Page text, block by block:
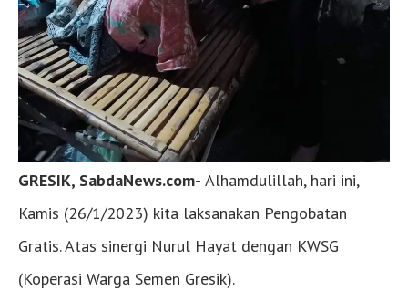
GRESIK, SabdaNews.com- Alhamdulillah, hari ini,
Kamis (26/1/2023) kita laksanakan Pengobatan
Gratis. Atas sinergi Nurul Hayat dengan KWSG
(Koperasi Warga Semen Gresik).